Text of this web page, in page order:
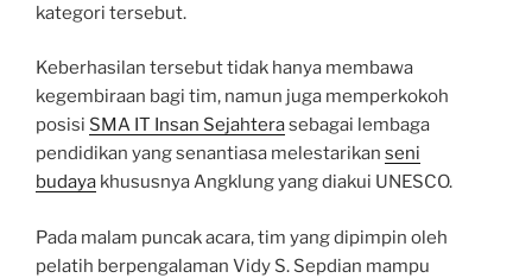
kategori tersebut.
Keberhasilan tersebut tidak hanya membawa
kegembiraan bagi tim, namun juga memperkokoh
posisi SMA IT Insan Sejahterasebagai lembaga
pendidikan yang senantiasa melestarikan seni
budaya khususnya Angklung yang diakui UNESCO.
Pada malam puncak acara, tim yang dipimpin oleh
pelatih berpengalaman Vidy S. Sepdian mampu